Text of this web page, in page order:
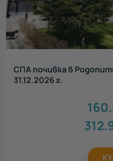
СПА почивка в
31.12.2026 г.